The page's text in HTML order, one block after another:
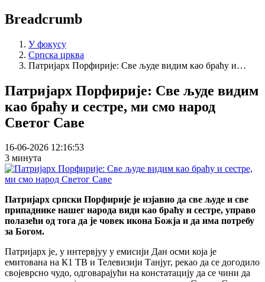
Breadcrumb
У фокусу
Српска црква
Патријарх Порфирије: Све људе видим као браћу и…
Патријарх Порфирије: Све људе видим
као браћу и сестре, ми смо народ
Светог Саве
16-06-2026 12:16:53
3 минута
Патријарх српски Порфирије је изјавио да све људе и све
припаднике нашег народа види као браћу и сестре, управо
полазећи од тога да је човек икона Божја и да има потребу
за Богом.
Патријарх је, у интервјуу у емисији Дан осми која је
емитована на К1 ТВ и Телевизији Танјуг, рекао да се догодило
својеврсно чудо, одговарајући на констатацију да се чини да